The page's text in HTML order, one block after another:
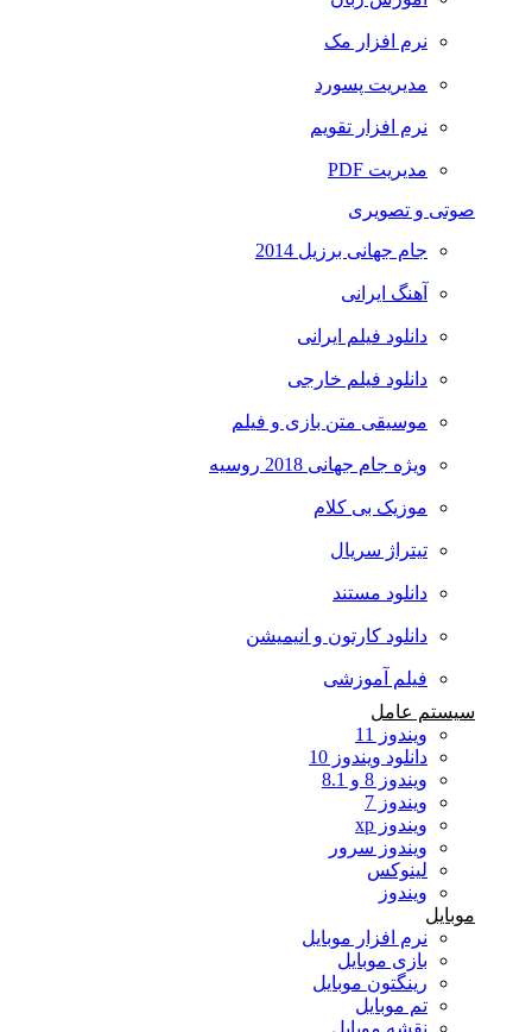
نرم افزار مک
مدیریت پسورد
نرم افزار تقویم
مدیریت PDF
صوتی و تصویری
جام جهانی برزیل 2014
آهنگ ایرانی
دانلود فیلم ایرانی
دانلود فیلم خارجی
موسیقی متن بازی و فیلم
ویژه جام جهانی 2018 روسیه
موزیک بی کلام
تیتراژ سریال
دانلود مستند
دانلود کارتون و انیمیشن
فیلم آموزشی
سیستم عامل
ویندوز 11
دانلود ویندوز 10
ویندوز 8 و 8.1
ویندوز 7
ویندوز xp
ویندوز سرور
لینوکس
ویندوز
موبایل
نرم افزار موبایل
بازی موبایل
رینگتون موبایل
تم موبایل
نقشه موبایل